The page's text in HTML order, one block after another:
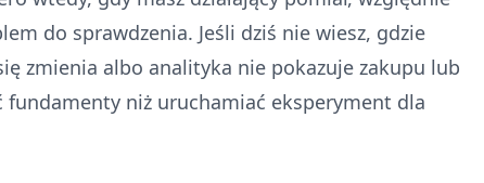
do sprawdzenia. Jeśli dziś nie wiesz, gdzie
zmienia albo analityka nie pokazuje zakupu lub
niż uruchamiać eksperyment dla